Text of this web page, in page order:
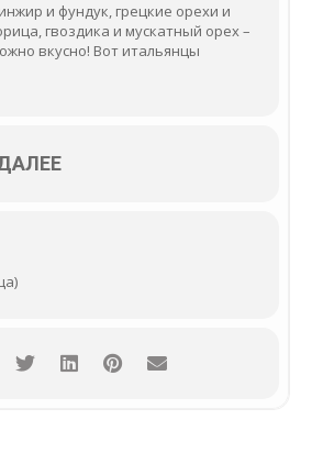
и фундук, грецкие орехи и
гвоздика и мускатный орех –
вкусно! Вот итальянцы